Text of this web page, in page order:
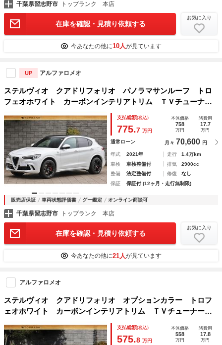
千葉県習志野市 トップランク 本店
在庫を確認・見積り依頼する
お気に入り
今あなたの他に10人が見ています
UP アルファロメオ
ステルヴィオ クアドリフォリオ パノラマサンルーフ トロ
フェオホワイト カーボンインテリアトリム ＴＶチューナ
ー ｈａｒｍａｎ／ｋａｒｄｏｎ ワンオーナー
支払総額(税込)
775.7 万円
本体価格
758
万円
諸費用
17.7
万円
通常ローン 月々 70,600 円
年式 2021年 走行
1.4万km
車検
車検整備付 排気
2900cc
整備
法定整備付 修復
なし
保証
保証付 (12ヶ月・走行無制限)
販売店保証 車両状態評価書 グー鑑定 オンライン商談可
千葉県習志野市 トップランク 本店
在庫を確認・見積り依頼する
お気に入り
今あなたの他に21人が見ています
アルファロメオ
ステルヴィオ クアドリフォリオ オプションカラー トロフ
ェオホワイト カーボンインテリアトリム ＴＶチューナー
ｈａｒｍａｎ／ｋａｒｄｏｎ ワンオーナー
支払総額(税込)
575.8 万円
本体価格
558
万円
諸費用
17.8
万円